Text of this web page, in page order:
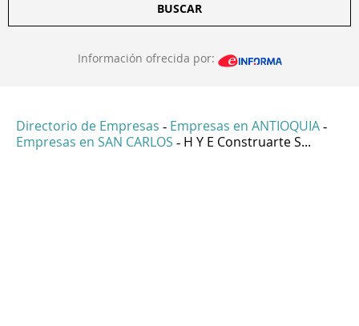
BUSCAR
Información ofrecida por:
Directorio de Empresas - Empresas en ANTIOQUIA -
Empresas en SAN CARLOS - H Y E Construarte S...